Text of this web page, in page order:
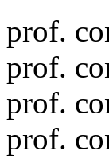
prof.
prof.
prof.
prof.